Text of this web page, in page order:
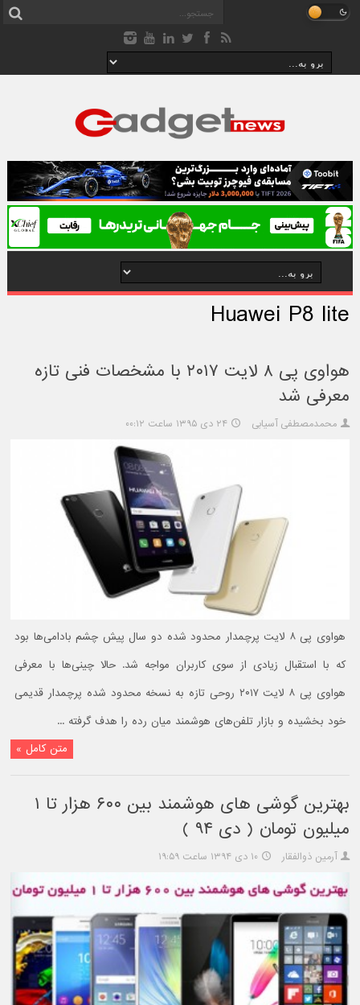
Huawei P8 lite
هواوی پی ۸ لایت ۲۰۱۷ با مشخصات فنی تازه
معرفی شد
محمدمصطفی آسیابی ۲۴ دی ۱۳۹۵ ساعت ۰۰:۱۲
هواوی پی ۸ لایت پرچمدار محدود شده دو سال پیش چشم بادامی‌ها بود
که با استقبال زیادی از سوی کاربران مواجه شد. حالا چینی‌ها با معرفی
هواوی پی ۸ لایت ۲۰۱۷ روحی تازه به نسخه محدود شده پرچمدار قدیمی
خود بخشیده و بازار تلفن‌های هوشمند میان رده را هدف گرفته ...
متن کامل »
بهترین گوشی های هوشمند بین ۶۰۰ هزار تا ۱
میلیون تومان ( دی ۹۴ )
آرمین ذوالفقار ۱۰ دی ۱۳۹۴ ساعت ۱۹:۵۹